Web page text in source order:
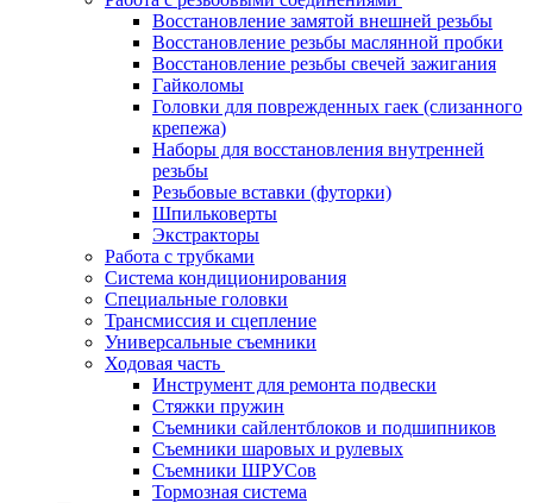
Восстановление замятой внешней резьбы
Восстановление резьбы маслянной пробки
Восстановление резьбы свечей зажигания
Гайколомы
Головки для поврежденных гаек (слизанного
крепежа)
Наборы для восстановления внутренней
резьбы
Резьбовые вставки (футорки)
Шпильковерты
Экстракторы
Работа с трубками
Система кондиционирования
Специальные головки
Трансмиссия и сцепление
Универсальные съемники
Ходовая часть
Инструмент для ремонта подвески
Стяжки пружин
Съемники сайлентблоков и подшипников
Съемники шаровых и рулевых
Съемники ШРУСов
Тормозная система